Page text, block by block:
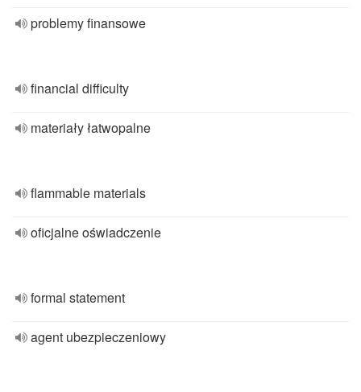
problemy finansowe
financial difficulty
materiały łatwopalne
flammable materials
oficjalne oświadczenie
formal statement
agent ubezpieczeniowy